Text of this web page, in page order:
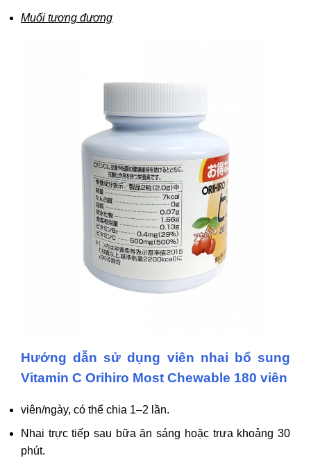
Muối tương đương
Hướng dẫn sử dụng viên nhai bổ sung
Vitamin C Orihiro Most Chewable 180 viên
viên/ngày, có thể chia 1–2 lần.
Nhai trực tiếp sau bữa ăn sáng hoặc trưa khoảng 30
phút.